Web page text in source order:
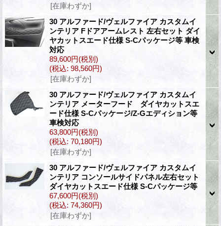
[在庫わずか]
30 アルファード/ヴェルファイア カスタムイ
ンテリア Fドアアームレスト 左右セット ダイ
ヤカットスエード仕様 S-Cパッケージ等 車検
対応
89,600円(税別)
(税込: 98,560円)
[在庫わずか]
30 アルファード/ヴェルファイア カスタムイ
ンテリア メーターフード ダイヤカットスエ
ード仕様 S-Cパッケージ/Z-Gエディション等
車検対応
63,800円(税別)
(税込: 70,180円)
[在庫わずか]
30 アルファード/ヴェルファイア カスタムイ
ンテリア コンソールサイドパネル左右セット
ダイヤカットスエード仕様 S-Cパッケージ等
67,600円(税別)
(税込: 74,360円)
[在庫わずか]